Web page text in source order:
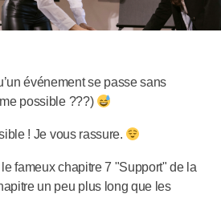
événement se passe sans
possible ???)
! Je vous rassure.
fameux chapitre 7 "Support" de la
un peu plus long que les